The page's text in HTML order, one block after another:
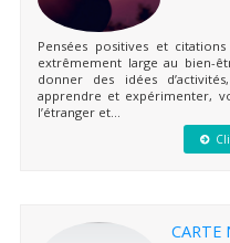
Pensées positives et
extrêmement large au bien-
donner des idées
apprendre et expérimenter,
l’étranger et...
CARTE